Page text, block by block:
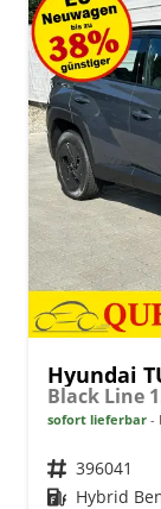
Hyundai
sofort lieferbar
Fahrzeugnr. 396041
Kraftstoff Hybrid